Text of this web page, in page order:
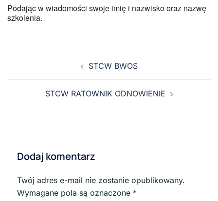
Podając w wiadomości swoje imię i nazwisko oraz nazwę
szkolenia.
STCW BWOS
STCW RATOWNIK ODNOWIENIE
Dodaj komentarz
Twój adres e-mail nie zostanie opublikowany.
Wymagane pola są oznaczone *